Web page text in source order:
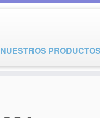
NUESTROS PRODUCTOS